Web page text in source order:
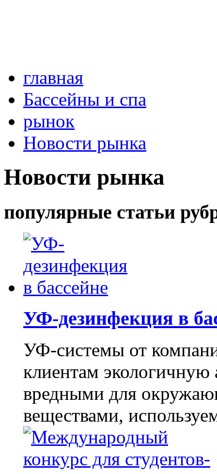
главная
Бассейны и спа
рынок
Новости рынка
Новости рынка
популярные статьи
УФ-дезинфекция в
УФ-системы от
клиентам экологичную
вредными для
веществами,